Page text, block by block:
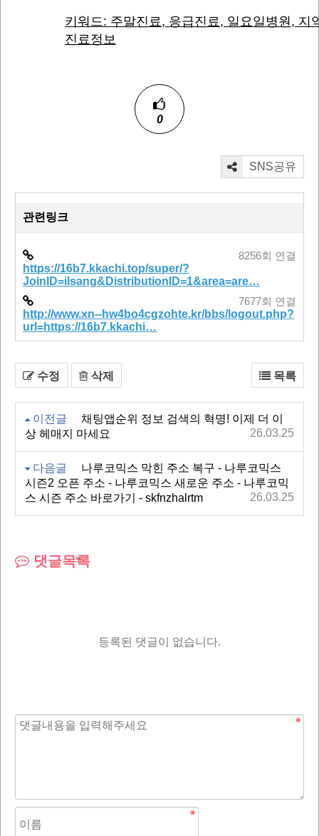
키워드: 주말진료, 응급진료, 일요일병원, 지
진료정보
0
SNS공유
관련링크
https://16b7.kkachi.top/super/?
JoinID=ilsang&DistributionID=1&area=are…
8256회 연결
http://www.xn--hw4bo4cgzohte.kr/bbs/logout.php?
url=https://16b7.kkachi…
7677회 연결
수정 삭제 목록
이전글
채팅앱순위 정보 검색의 혁명! 이제 더 이
상 헤매지 마세요
26.03.25
다음글
나루코믹스 막힌 주소 복구 - 나루코믹스
시즌2 오픈 주소 - 나루코믹스 새로운 주소 - 나루코믹
스 시즌 주소 바로가기 - skfnzhalrtm
26.03.25
댓글목록
등록된 댓글이 없습니다.